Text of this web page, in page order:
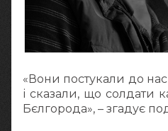
«Вони постукали до
і сказали, що солдати
Бєлгорода», – згадує